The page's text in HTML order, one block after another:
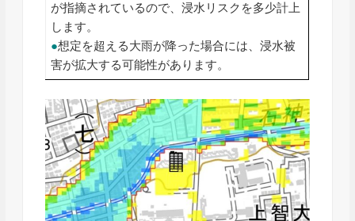
が指摘されているので、浸水リスクを多少計上
します。
●想定を超える大雨が降った場合には、浸水被
害が拡大する可能性があります。